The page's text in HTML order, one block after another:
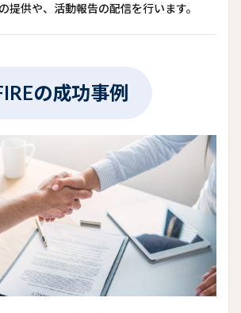
提供や、活動報告の配信を行います。
の成功事例